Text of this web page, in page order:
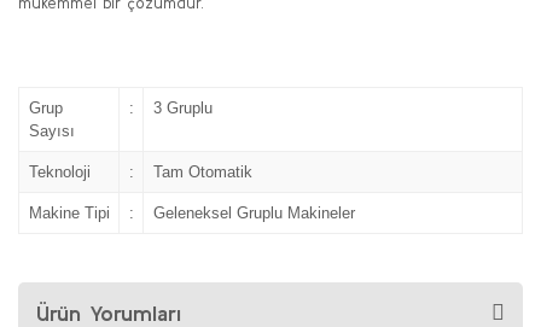
Grup
Sayısı
: 3 Gruplu
Teknoloji : Tam Otomatik
Makine Tipi : Geleneksel Gruplu Makineler
Ürün Yorumları